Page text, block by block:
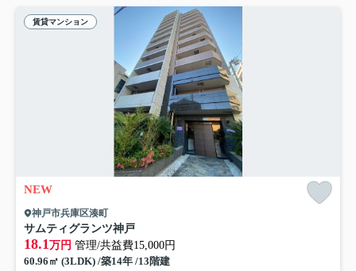
賃貸マンション
NEW
神戸市兵庫区湊町
サムティグランツ神戸
18.1 万円 管理/共益費15,000円
60.96㎡ (3LDK) /築14年 /13階建